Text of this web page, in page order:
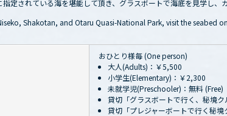
定されている海を堪能して頂き、グラスボートで海底を見学し
Shakotan, and Otaru Quasi-National Park, visit the seabed
おひとり様毎 (One person)
大人(Adults)：￥5,500
小学生(Elementary)：￥2,300
未就学児(Preschooler)：無料 (Free)
貸切「グラスボートで行く、秘境
貸切「プレジャーボートで行く秘